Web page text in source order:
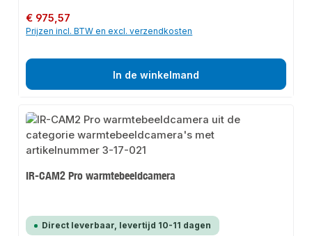
Normale prijs:
€ 975,57
Prijzen incl. BTW en excl. verzendkosten
In de winkelmand
IR-CAM2 Pro warmtebeeldcamera
Direct leverbaar, levertijd 10-11 dagen